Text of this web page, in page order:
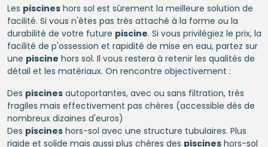
Les piscineshors sol est sûrement la meilleure solution de
facilité. Si vous n'êtes pas très attaché à la forme ou la
durabilité de votre future piscine. Si vous privilégiez le prix, la
facilité de p'ossession et rapidité de mise en eau, partez sur
une piscine hors sol. Il vous restera à retenir les qualités de
détail et les matériaux. On rencontre objectivement :
Des piscinesautoportantes, avec ou sans filtration, très
fragiles mais effectivement pas chères (accessible dès de
nombreux dizaines d'euros)
Des piscineshors-sol avec une structure tubulaires. Plus
rigide et solide mais aussi plus chères des piscineshors-sol